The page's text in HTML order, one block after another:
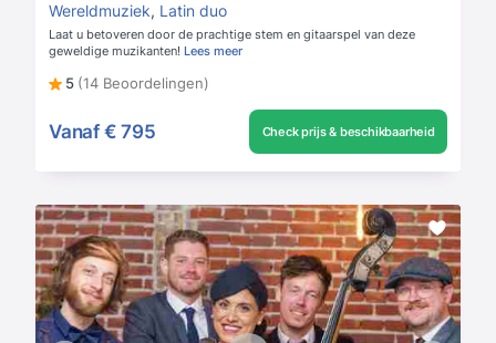
Wereldmuziek, Latin duo
Laat u betoveren door de prachtige stem en gitaarspel van deze
geweldige muzikanten! Lees meer
5 (14 Beoordelingen)
Vanaf € 795 Check prijs & beschikbaarheid